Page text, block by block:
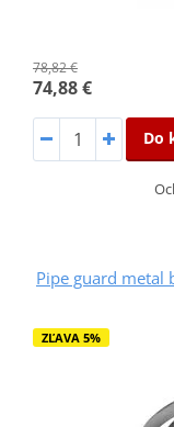
78,82 €
74,88 €
Do
Pipe guard metal
ZĽAVA 5%